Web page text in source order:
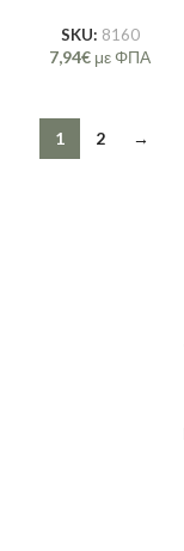
SKU: 8160
7,94€ με ΦΠΑ
1 2 →